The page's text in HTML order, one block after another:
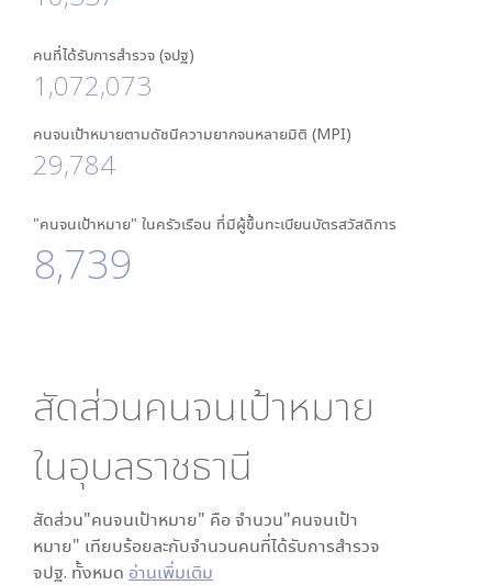
คนที่ได้รับการสำรวจ (จปฐ)
1,072,073
คนจนเป้าหมายตามดัชนีความยากจนหลายมิติ (MPI)
29,784
"คนจนเป้าหมาย" ในครัวเรือน ที่มีผู้ขึ้นทะเบียนบัตรสวัสดิการ
8,739
สัดส่วนคนจนเป้าหมาย
ในอุบลราชธานี
สัดส่วน"คนจนเป้าหมาย" คือ จำนวน"คนจนเป้า
หมาย" เทียบร้อยละกับจำนวนคนที่ได้รับการสำรวจ
จปฐ. ทั้งหมด อ่านเพิ่มเติม